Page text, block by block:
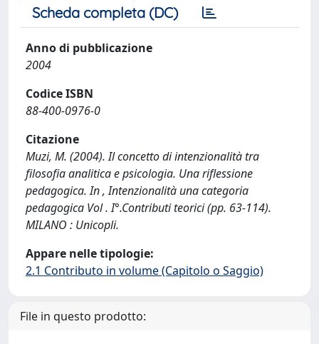
Scheda completa (DC)
Anno di pubblicazione
2004
Codice ISBN
88-400-0976-0
Citazione
Muzi, M. (2004). Il concetto di intenzionalità tra
filosofia analitica e psicologia. Una riflessione
pedagogica. In , Intenzionalità una categoria
pedagogica Vol . I°.Contributi teorici (pp. 63-114).
MILANO : Unicopli.
Appare nelle tipologie:
2.1 Contributo in volume (Capitolo o Saggio)
File in questo prodotto: